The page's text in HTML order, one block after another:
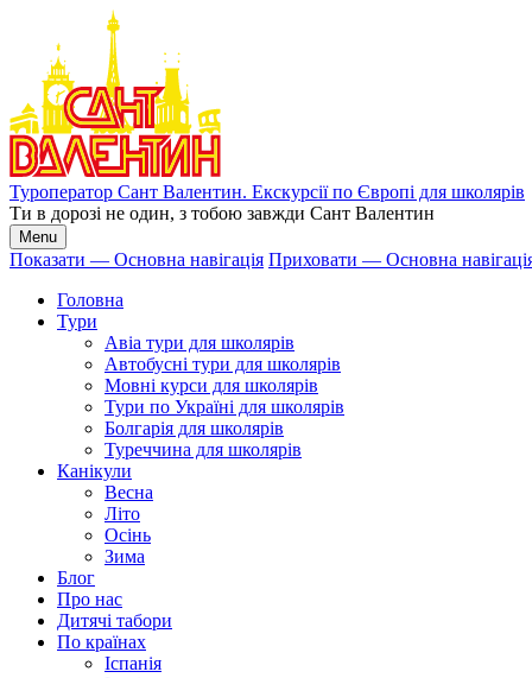
основного
вмісту
Туроператор Сант Валентин. Екскурсії по Європі для школярів
Ти в дорозі не один, з тобою завжди Сант Валентин
Menu
Основна
навігація
Показати — Основна навігація Приховати — Основна
Головна
Тури
Авіа тури для школярів
Автобусні тури для школярів
Мовні курси для школярів
Тури по Україні для школярів
Болгарія для школярів
Туреччина для школярів
Канікули
Весна
Літо
Осінь
Зима
Блог
Про нас
Дитячі табори
По країнах
Іспанія